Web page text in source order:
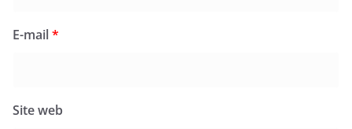
E-mail*
Site web